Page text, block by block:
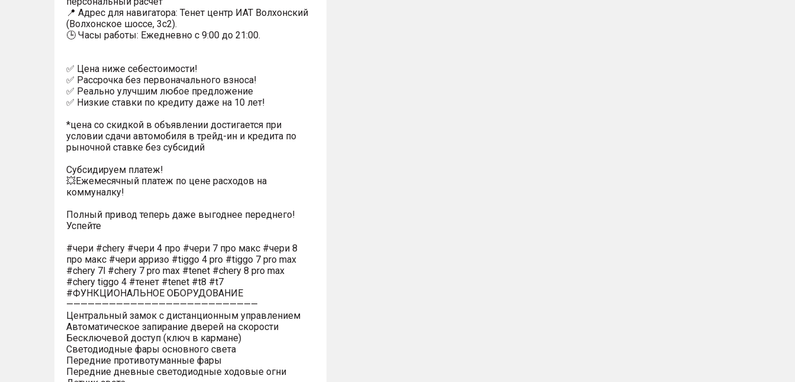
📍 Адрес для навигатора: Тенет центр ИАТ Волхонский
(Волхонское шоссе, 3с2).
🕒 Часы работы: Ежедневно с 9:00 до 21:00.
✅ Цена ниже себестоимости!
✅ Рассрочка без первоначального взноса!
✅ Реально улучшим любое предложение
✅ Низкие ставки по кредиту даже на 10 лет!
*цена со скидкой в объявлении достигается при
условии сдачи автомобиля в трейд-ин и кредита по
рыночной ставке без субсидий
Субсидируем платеж!
💥Ежемесячный платеж по цене расходов на
коммуналку!
Полный привод теперь даже выгоднее переднего!
Успейте
#чери #chery #чери 4 про #чери 7 про макс #чери 8
про макс #чери арризо #tiggo 4 pro #tiggo 7 pro max
#chery 7l #chery 7 pro max #tenet #chery 8 pro max
#chery tiggo 4 #тенет #tenet #t8 #t7
#ФУНКЦИОНАЛЬНОЕ ОБОРУДОВАНИЕ
———————————————————————————
Центральный замок с дистанционным управлением
Автоматическое запирание дверей на скорости
Бесключевой доступ (ключ в кармане)
Светодиодные фары основного света
Передние противотуманные фары
Передние дневные светодиодные ходовые огни